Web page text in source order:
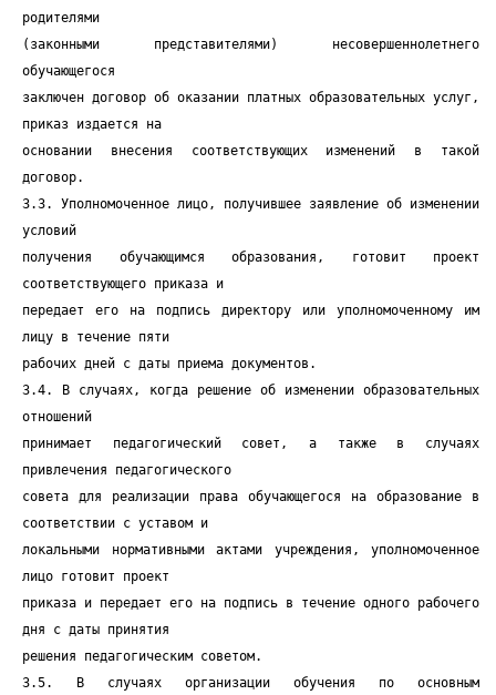
родителями
(законными представителями) несовершеннолетнего
обучающегося
заключен договор об оказании платных образовательных услуг,
приказ издается на
основании внесения соответствующих изменений в такой
договор.
3.3. Уполномоченное лицо, получившее заявление об изменении
условий
получения обучающимся образования, готовит проект
соответствующего приказа и
передает его на подпись директору или уполномоченному им
лицу в течение пяти
рабочих дней с даты приема документов.
3.4. В случаях, когда решение об изменении образовательных
отношений
принимает педагогический совет, а также в случаях
привлечения педагогического
совета для реализации права обучающегося на образование в
соответствии с уставом и
локальными нормативными актами учреждения, уполномоченное
лицо готовит проект
приказа и передает его на подпись в течение одного рабочего
дня с даты принятия
решения педагогическим советом.
3.5. В случаях организации обучения по основным